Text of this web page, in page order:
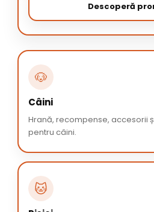
Descoperă
🐶
Câini
Hrană, recompense, accesorii
pentru câini.
🐱